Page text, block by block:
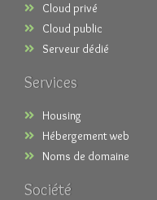
Cloud privé
Cloud public
Serveur dédié
Services
Housing
Hébergement web
Noms de domaine
Société